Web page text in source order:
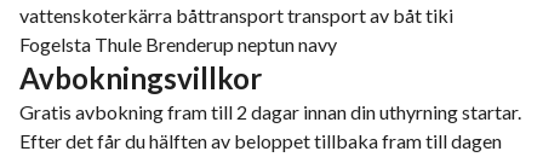
vattenskoterkärra båttransport transport av båt tiki
Fogelsta Thule Brenderup neptun navy
Avbokningsvillkor
Gratis avbokning fram till 2 dagar innan din uthyrning startar.
Efter det får du hälften av beloppet tillbaka fram till dagen